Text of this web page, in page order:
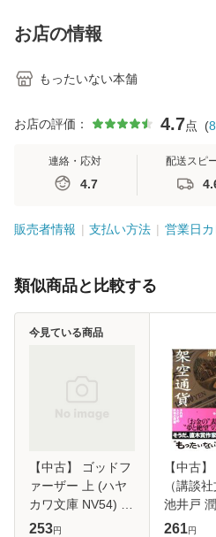
恵 藤本幸三 / 南江
堂 [単行
お店の情報
もったいない本舗
お店の評価： 4.7点 (
連絡・応対
4.7
配送スピ
販売者情報 支払い方法 営業日
類似商品と比較する
【中古】 ゴッドフ
ァーザー 上 (ハヤ
カワ文庫 NV54) /
マリオ・プーヅ
253円
今見ている商品
【中古
（講談
池井戸
[文庫]【
261円